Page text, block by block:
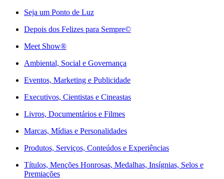
Seja um Ponto de Luz
Depois dos Felizes para Sempre©️
Meet Show®
Ambiental, Social e Governança
Eventos, Marketing e Publicidade
Executivos, Cientistas e Cineastas
⁠Livros, Documentários e Filmes
Marcas, Mídias e Personalidades
⁠Produtos, Serviços, Conteúdos e Experiências
Títulos, Menções Honrosas, Medalhas, Insígnias, Selos e
Premiações